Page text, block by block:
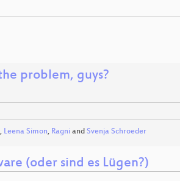
problem, guys?
, Leena Simon, Ragni and Svenja Schroeder
(oder sind es Lügen?)